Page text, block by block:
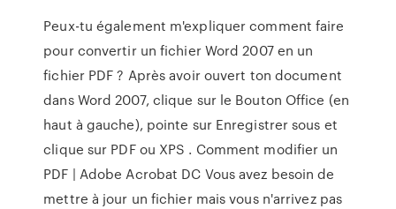
Peux-tu également m'expliquer comment faire
pour convertir un fichier Word 2007 en un
fichier PDF ? Après avoir ouvert ton document
dans Word 2007, clique sur le Bouton Office (en
haut à gauche), pointe sur Enregistrer sous et
clique sur PDF ou XPS . Comment modifier un
PDF | Adobe Acrobat DC Vous avez besoin de
mettre à jour un fichier mais vous n'arrivez pas